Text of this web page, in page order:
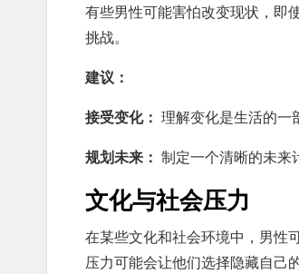
有些男性可能害怕改变现状，即
挑战。
建议：
接受变化： 理解变化是生活的一
规划未来： 制定一个清晰的未来
文化与社会压力
在某些文化和社会环境中，男性
压力可能会让他们选择隐藏自己